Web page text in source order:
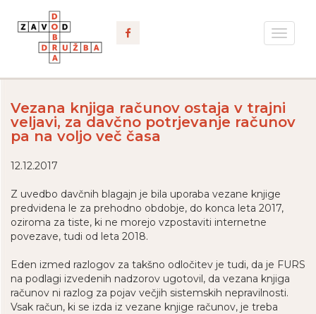
Toggle
Vezana knjiga računov ostaja v trajni
veljavi, za davčno potrjevanje računov
pa na voljo več časa
12.12.2017
Z uvedbo davčnih blagajn je bila uporaba vezane knjige
predvidena le za prehodno obdobje, do konca leta 2017,
oziroma za tiste, ki ne morejo vzpostaviti internetne
povezave, tudi od leta 2018.
Eden izmed razlogov za takšno odločitev je tudi, da je FURS
na podlagi izvedenih nadzorov ugotovil, da vezana knjiga
računov ni razlog za pojav večjih sistemskih nepravilnosti.
Vsak račun, ki se izda iz vezane knjige računov, je treba